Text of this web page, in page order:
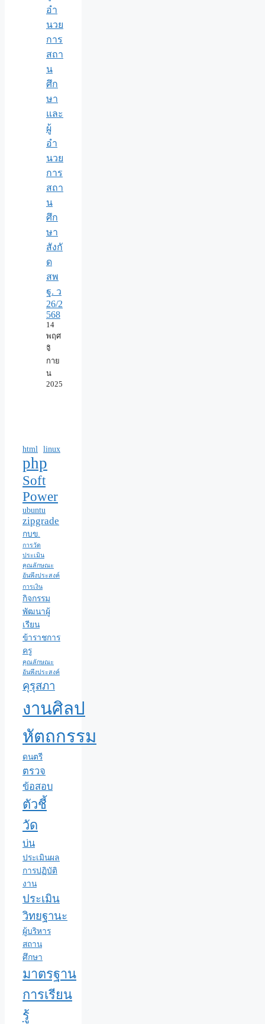
อำ
นวย
การ
สถา
น
ศึก
ษา
และ
ผู้
อำ
นวย
การ
สถา
น
ศึก
ษา
สังกั
ด
สพ
ฐ. ว
26/2
568
14
พฤศ
จิ
กาย
น
2025
html linux
php
Soft
Power
ubuntu
zipgrade
กบข.
การวัด
ประเมิน
คุณลักษณะ
อันพึงประสงค์
การเงิน
กิจกรรม
พัฒนาผู้
เรียน
ข้าราชการ
ครู
คุณลักษณะ
อันพึงประสงค์
คุรุสภา
งานศิลป
หัตถกรรม
ดนตรี
ตรวจ
ข้อสอบ
ตัวชี้
วัด
บ่น
ประเมินผล
การปฏิบัติ
งาน
ประเมิน
วิทยฐานะ
ผู้บริหาร
สถาน
ศึกษา
มาตรฐาน
การเรียน
รู้